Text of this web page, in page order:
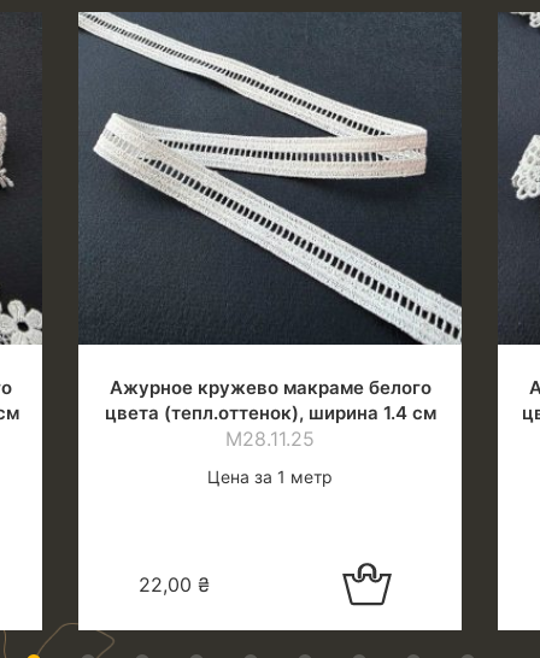
Ажурное кружево макраме белого
цвета (тепл.оттенок), ширина 1.4 см
М28.11.25
Цена за 1 метр
22,00 ₴
Добавить в
корзину